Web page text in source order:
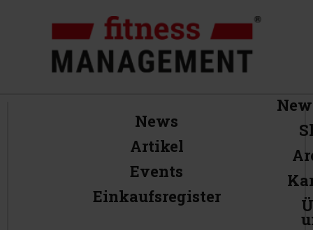
News
Artikel
Events
Einkaufsregister